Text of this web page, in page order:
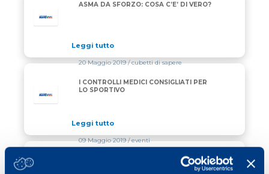
ASMA DA SFORZO: COSA C’E’ DI VERO?
Leggi tutto
20 Maggio 2019/ cubetti di sapere
I CONTROLLI MEDICI CONSIGLIATI PER
LO SPORTIVO
Leggi tutto
LO SPECIALE “NERO&VERDE” SUL NOSTRO
09 Maggio 2019/ eventi
LO SPECIALE “NERO&VERDE” SUL